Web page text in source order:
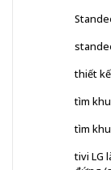
thiết
tìm
tìm
tivi LG